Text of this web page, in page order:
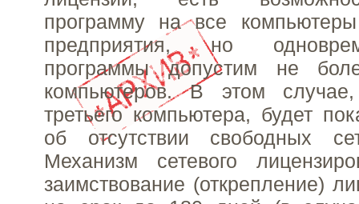
программу на все
предприятия, но
программы допустим не
компьютеров. В этом
третьего компьютера, будет
об отсутствии свободных
Механизм сетевого
заимствование (открепление)